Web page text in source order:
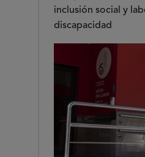
inclusión social y
discapacidad